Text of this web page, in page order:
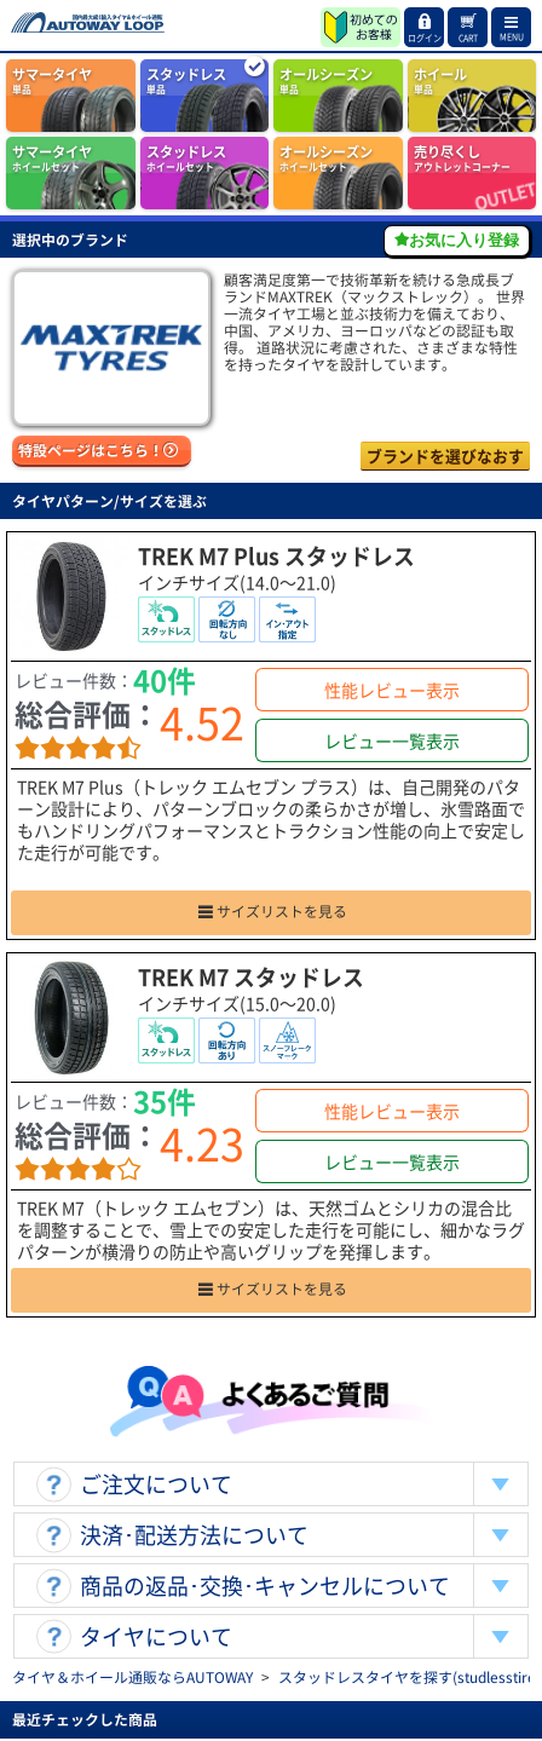
ログイン CART MENU
サマータイヤ
単品
スタッドレス
単品
オールシーズン
単品
ホイール
単品
サマータイヤ
ホイールセット
スタッドレス
ホイールセット
オールシーズン
ホイールセット
売り尽くし
アウトレットコーナー
選択中のブランド お気に入り登録
顧客満足度第一で技術革新を続ける急成長ブ
ランドMAXTREK（マックストレック）。 世界
一流タイヤ工場と並ぶ技術力を備えており、
中国、アメリカ、ヨーロッパなどの認証も取
得。 道路状況に考慮された、さまざまな特性
を持ったタイヤを設計しています。
特設ページはこちら！ ブランドを選びなおす
タイヤパターン/サイズを選ぶ
TREK M7 Plus スタッドレス
インチサイズ(14.0～21.0)
レビュー件数： 40件
総合評価： 4.52 性能レビュー表示
レビュー一覧表示
TREK M7 Plus（トレック エムセブン プラス）は、自己開発のパタ
ーン設計により、パターンブロックの柔らかさが増し、氷雪路面で
もハンドリングパフォーマンスとトラクション性能の向上で安定し
た走行が可能です。
サイズリストを見る
TREK M7 スタッドレス
インチサイズ(15.0～20.0)
レビュー件数： 35件
総合評価： 4.23 性能レビュー表示
レビュー一覧表示
TREK M7（トレック エムセブン）は、天然ゴムとシリカの混合比
を調整することで、雪上での安定した走行を可能にし、細かなラグ
パターンが横滑りの防止や高いグリップを発揮します。
サイズリストを見る
ご注文について
決済･配送方法について
商品の返品･交換･キャンセルについて
タイヤについて
タイヤ＆ホイール通販ならAUTOWAY > スタッドレスタイヤを探す(studlesstire)
最近チェックした商品